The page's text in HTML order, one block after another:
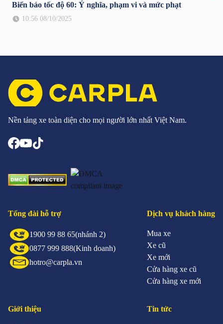
Biển báo tốc độ 60: Ý nghĩa, phạm vi và mức phạt
10:56 08/10/2025
Nền tảng xe toàn diện cho mọi người lớn nhất Việt Nam.
Tổng đài hỗ trợ
1900 99 88 65(nhánh 2)
0877 999 888(Kinh doanh)
hotro@carpla.vn
Dịch vụ khách hàng
Mua xe
Xe cũ
Xe mới
Cửa hàng xe cũ
Cửa hàng xe mới
Giới thiệu Tin tức